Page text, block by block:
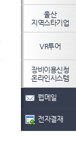
울산
지역스타기업
VR투어
장비이용신청
온라인시스템
웹메일
전자결재